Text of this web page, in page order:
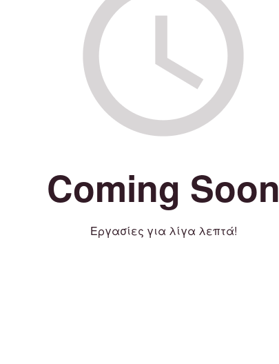
Coming Soon
Εργασίες για λίγα λεπτά!